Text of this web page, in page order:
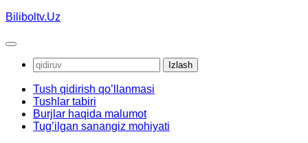
Skip
content
Biliboltv.Uz
Qidirshish:
Tush qidirish qo’llanmasi
Tushlar tabiri
Burjlar haqida malumot
Tug’ilgan sanangiz mohiyati